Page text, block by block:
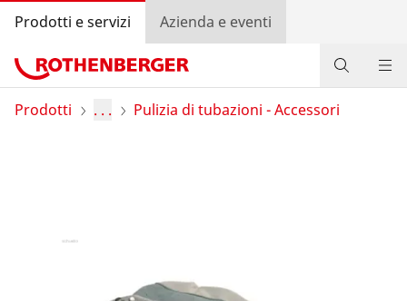
Prodotti e servizi Azienda e eventi
Prodotti
Trova rivenditore
Prodotti . . . Pulizia di tubazioni - Accessori